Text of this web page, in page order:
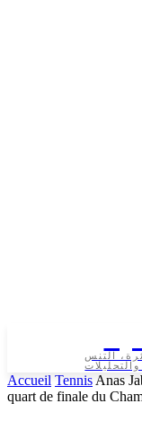
التنس
Accueil Tennis Anas
quart de finale du